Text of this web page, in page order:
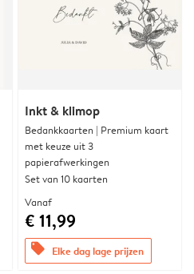
Inkt & klimop
Bedankkaarten | Premium kaart
met keuze uit 3
papierafwerkingen
Set van 10 kaarten
Vanaf
€ 11,99
offers Elke dag lage prijzen